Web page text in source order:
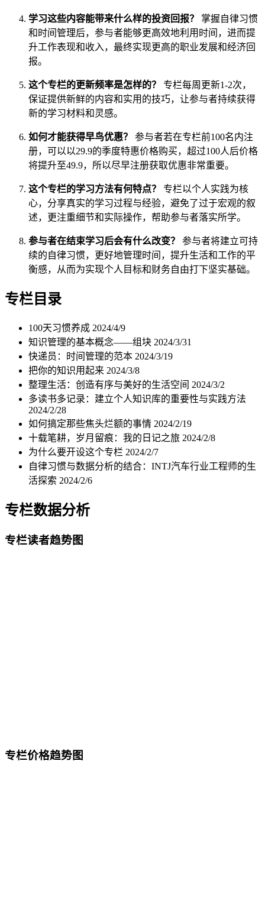
学习这些内容能带来什么样的投资回报？
掌握自律习惯
和时间管理后，参与者能够更高效地利用时间，进而提
升工作表现和收入，最终实现更高的职业发展和经济回
报。
这个专栏的更新频率是怎样的？
专栏每周更新1-2次，
保证提供新鲜的内容和实用的技巧，让参与者持续获得
新的学习材料和灵感。
如何才能获得早鸟优惠？
参与者若在专栏前100名内注
册，可以以29.9的季度特惠价格购买，超过100人后价格
将提升至49.9，所以尽早注册获取优惠非常重要。
这个专栏的学习方法有何特点？
专栏以个人实践为核
心，分享真实的学习过程与经验，避免了过于宏观的叙
述，更注重细节和实际操作，帮助参与者落实所学。
参与者在结束学习后会有什么改变？
参与者将建立可持
续的自律习惯，更好地管理时间，提升生活和工作的平
衡感，从而为实现个人目标和财务自由打下坚实基础。
专栏目录
100天习惯养成 2024/4/9
知识管理的基本概念——组块 2024/3/31
快递员：时间管理的范本 2024/3/19
把你的知识用起来 2024/3/8
整理生活：创造有序与美好的生活空间 2024/3/2
多读书多记录：建立个人知识库的重要性与实践方法
2024/2/28
如何搞定那些焦头烂额的事情 2024/2/19
十载笔耕，岁月留痕：我的日记之旅 2024/2/8
为什么要开设这个专栏 2024/2/7
自律习惯与数据分析的结合：INTJ汽车行业工程师的生
活探索 2024/2/6
专栏数据分析
专栏读者趋势图
专栏价格趋势图